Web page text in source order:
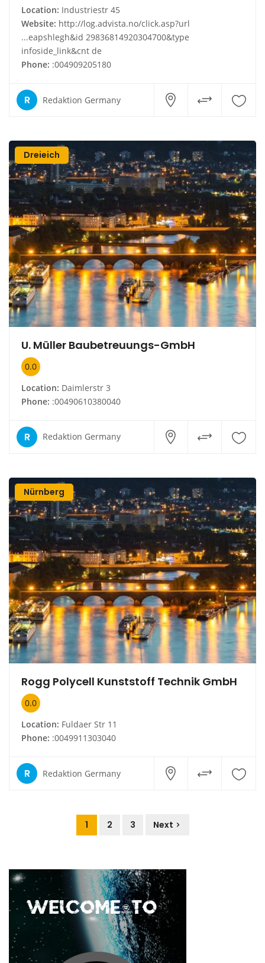
Location: Industriestr 45
Website: http://log.advista.no/click.asp?url
...eapshlegh&id 29836814920304700&type
infoside_link&cnt de
Phone: :004909205180
R Redaktion Germany
Dreieich
U. Müller Baubetreuungs-GmbH
0.0
Location: Daimlerstr 3
Phone: :00490610380040
R Redaktion Germany
Nürnberg
Rogg Polycell Kunststoff Technik GmbH
0.0
Location: Fuldaer Str 11
Phone: :0049911303040
R Redaktion Germany
1 2 3 Next